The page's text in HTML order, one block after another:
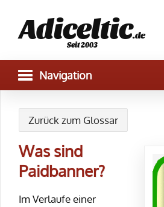
Adiceltic.de
Seit 2003
Zurück zum Glossar
Was sind
Paidbanner?
Im Verlaufe einer